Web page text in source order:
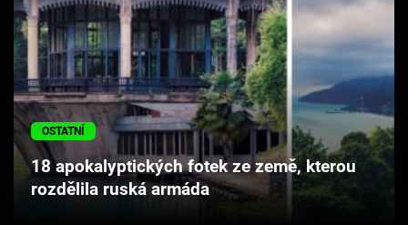
Filmy
Seriály
Hry
Cool Esport
Pořady
OSTATNÍ
18 apokalyptických fotek ze země, kterou
rozdělila ruská armáda